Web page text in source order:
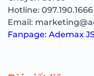
Hotline: 097.190.1666
Email:
Fanpage: Ademax